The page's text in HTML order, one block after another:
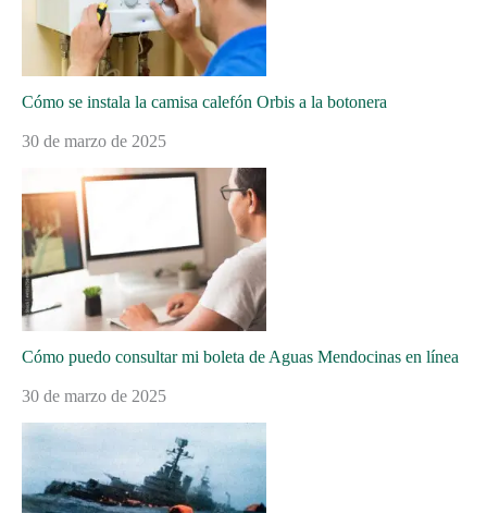
Cómo se instala la camisa calefón Orbis a la botonera
30 de marzo de 2025
Cómo puedo consultar mi boleta de Aguas Mendocinas en línea
30 de marzo de 2025